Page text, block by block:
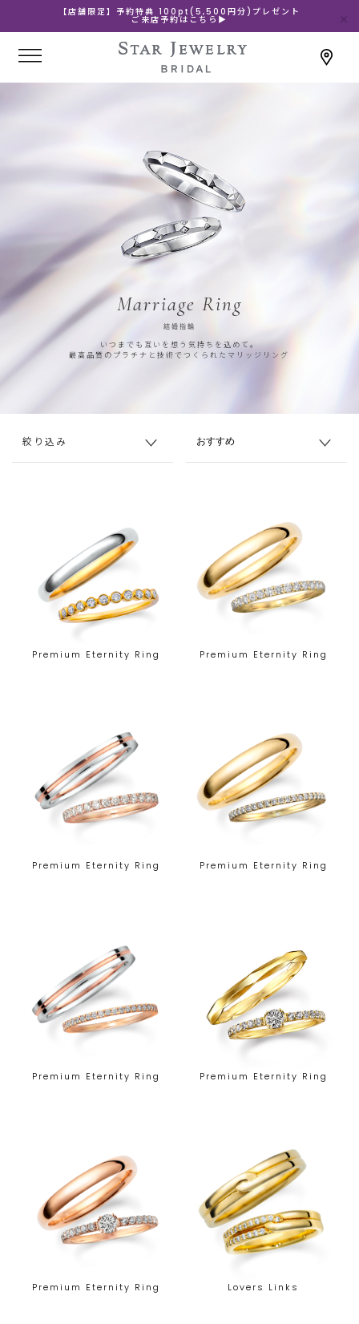
【店舗限定】予約特典 100pt(5,500円分)プレゼント
ご来店予約はこちら▶
Marriage Ring
結婚指輪
いつまでも互いを想う気持ちを込めて。
最高品質のプラチナと技術でつくられたマリッジリング
絞り込み
Premium Eternity Ring Premium Eternity Ring
Premium Eternity Ring Premium Eternity Ring
Premium Eternity Ring Premium Eternity Ring
Premium Eternity Ring Lovers Links